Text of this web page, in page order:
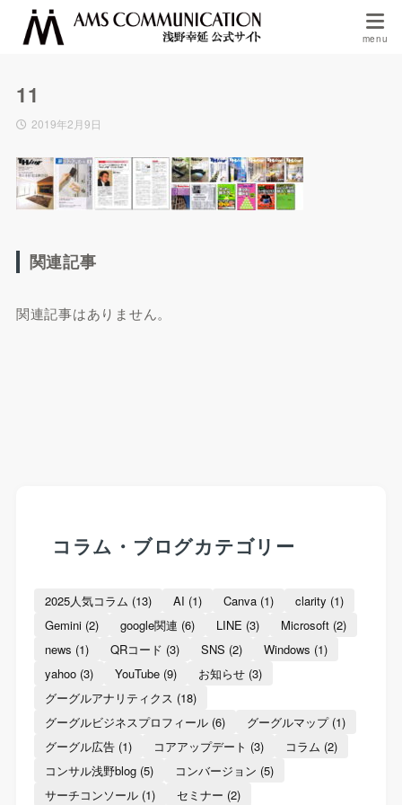
11
2019年2月9日
関連記事
関連記事はありません。
コラム・ブログカテゴリー
2025人気コラム (13) AI (1) Canva(1) clarity (1)
Gemini(2) google関連 (6) LINE (3) Microsoft(2)
news (1) QRコード (3) SNS (2) Windows (1)
yahoo(3) YouTube(9) お知らせ(3)
グーグルアナリティクス (18)
グーグルビジネスプロフィール(6) グーグルマップ(1)
グーグル広告(1) コアアップデート (3) コラム (2)
コンサル浅野blog(5) コンバージョン (5)
サーチコンソール(1) セミナー (2)